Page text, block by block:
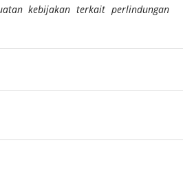
kebijakan terkait perlindungan